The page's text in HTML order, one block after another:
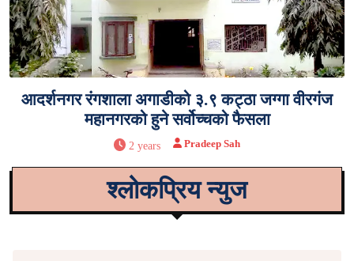
आदर्शनगर रंगशाला अगाडीको ३.९ कट्ठा जग्गा वीरगंज
महानगरको हुने सर्वोच्चको फैसला
2 years Pradeep Sah
श्लोकप्रिय न्युज